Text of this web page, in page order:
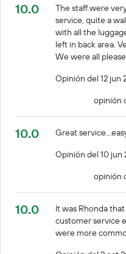
10.0
The staff were
service, quite a
with all the
left in back area.
We were all
Opinión del 12 jun
opinión
10.0
Great
Opinión del 10 jun
opinión
10.0
It was Rhonda
customer service
were more